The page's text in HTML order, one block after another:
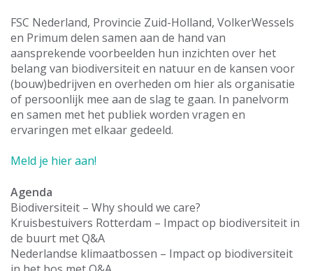
FSC Nederland, Provincie Zuid-Holland, VolkerWessels
en Primum delen samen aan de hand van
aansprekende voorbeelden hun inzichten over het
belang van biodiversiteit en natuur en de kansen voor
(bouw)bedrijven en overheden om hier als organisatie
of persoonlijk mee aan de slag te gaan. In panelvorm
en samen met het publiek worden vragen en
ervaringen met elkaar gedeeld.
Meld je hier aan!
Agenda
Biodiversiteit – Why should we care?
Kruisbestuivers Rotterdam – Impact op biodiversiteit in
de buurt met Q&A
Nederlandse klimaatbossen – Impact op biodiversiteit